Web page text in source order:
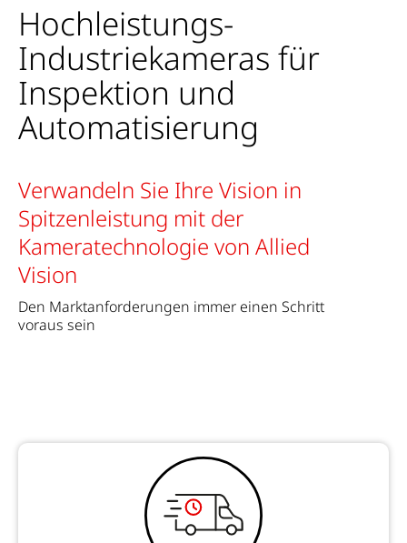
Hochleistungs-
Industriekameras für
Inspektion und
Automatisierung
Verwandeln Sie Ihre Vision in
Spitzenleistung mit der
Kameratechnologie von Allied
Vision
Den Marktanforderungen immer einen Schritt
voraus sein